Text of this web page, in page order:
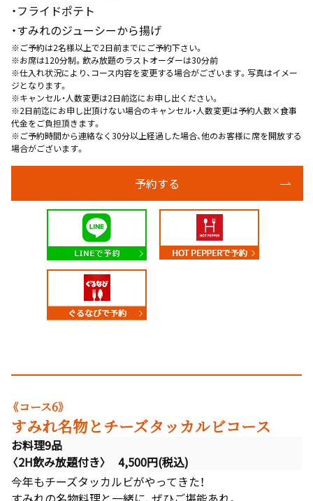
・フライドポテト
・すみれのジューシーから揚げ
※ご予約は2名様以上で2日前までにご予約下さい。
※お席は120分制。飲み放題のラストオーダーは30分前
※仕入れ状況により、コース内容を変更する場合がございます。写真はイメー
ジとなります。
※キャンセル・人数変更は2日前迄にお申し出ください。
※2日前迄にお申し出頂けない場合のキャンセル・人数変更は予約人数×食事
代金をご負担頂きます。
※ご予約時間から連絡なく30分以上経過した場合、他のお客様に席を開放する
場合がございます。
予約する
《コース6》
すみれ名物とチーズタッカルビコース
お料理9品
〈2H飲み放題付き〉 4,500円(税込)
今年もチーズタッカルビがやってきた！